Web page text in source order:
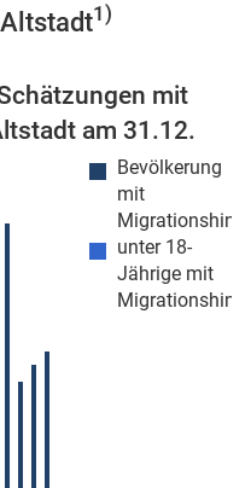
1)
mit
am 31.12.
Bevölkerung
mit
unter 18-
Jährige mit